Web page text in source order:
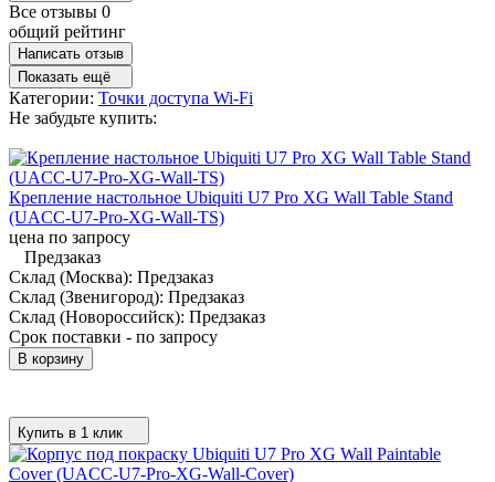
Все отзывы 0
общий рейтинг
Написать отзыв
Показать ещё
Категории: Точки доступа Wi-Fi
Не забудьте купить:
Крепление настольное Ubiquiti U7 Pro XG Wall Table Stand
(UACC-U7-Pro-XG-Wall-TS)
цена по запросу
Предзаказ
Склад (Москва): Предзаказ
Склад (Звенигород): Предзаказ
Склад (Новороссийск): Предзаказ
Срок поставки - по запросу
В корзину
Купить в 1 клик